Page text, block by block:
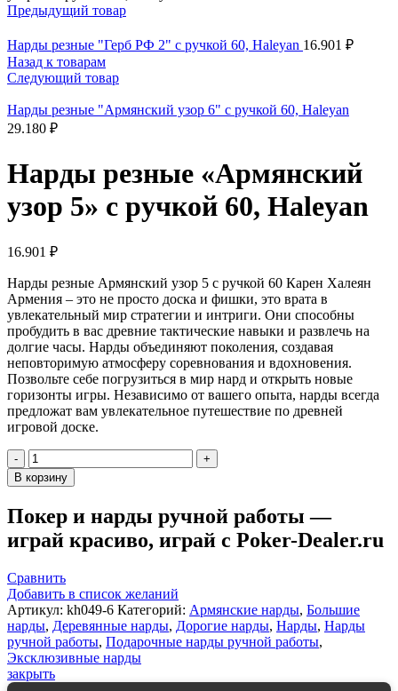
Предыдущий товар
Нарды резные "Герб РФ 2" с ручкой 60, Haleyan 16.901 ₽
Назад к товарам
Следующий товар
Нарды резные "Армянский узор 6" с ручкой 60, Haleyan
29.180 ₽
Нарды резные «Армянский
узор 5» с ручкой 60, Haleyan
16.901 ₽
Нарды резные Армянский узор 5 с ручкой 60 Карен Халеян
Армения – это не просто доска и фишки, это врата в
увлекательный мир стратегии и интриги. Они способны
пробудить в вас древние тактические навыки и развлечь на
долгие часы. Нарды объединяют поколения, создавая
неповторимую атмосферу соревнования и вдохновения.
Позвольте себе погрузиться в мир нард и открыть новые
горизонты игры. Независимо от вашего опыта, нарды всегда
предложат вам увлекательное путешествие по древней
игровой доске.
Количество
товара
Нарды
"Армянский
узор
5"
ручкой
60,
Haleyan
В корзину
Покер и нарды ручной работы —
играй красиво, играй с Poker-Dealer.ru
Сравнить
Добавить в список желаний
Артикул: kh049-6 Категорий: Армянские нарды, Большие
нарды, Деревянные нарды, Дорогие нарды, Нарды, Нарды
ручной работы, Подарочные нарды ручной работы,
Эксклюзивные нарды
закрыть